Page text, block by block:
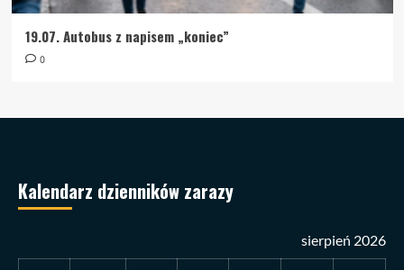
19.07. Autobus z napisem „koniec”
0
Kalendarz dzienników zarazy
sierpień 2026